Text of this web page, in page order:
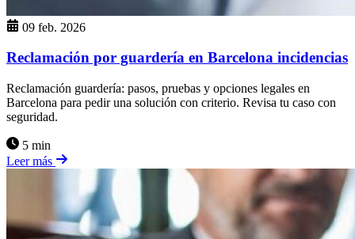
09 feb. 2026
Reclamación por guardería en Barcelona incidencias
Reclamación guardería: pasos, pruebas y opciones legales en
Barcelona para pedir una solución con criterio. Revisa tu caso con
seguridad.
5 min
Leer más